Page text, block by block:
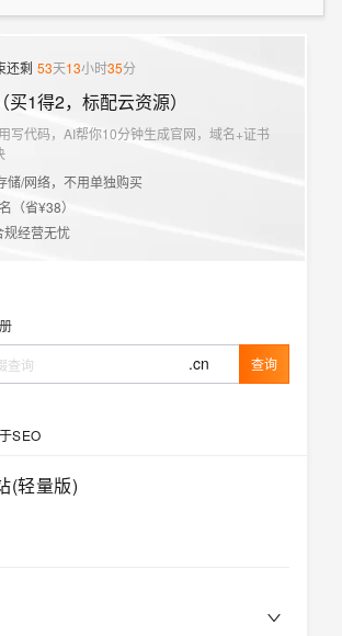
还剩 53天13小时35分
1得2，标配云资源）
写代码，AI帮你10分钟生成官网，域名+证书
储/网络，不用单独购买
（省¥38）
规经营无忧
.cn 查询
SEO
(轻量版)